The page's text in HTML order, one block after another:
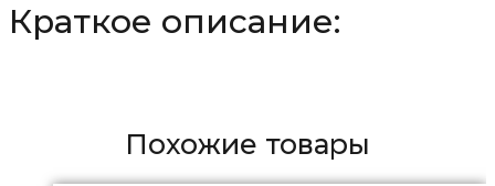
Краткое описание:
Похожие товары